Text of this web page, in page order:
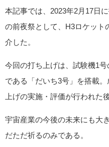
本記事では、2023年2月17日
の前夜祭として、H3ロケット
介した。
今回の打ち上げは、試験機1
である「だいち3号」を搭載
上げの実施・評価が行われた
宇宙産業の今後の未来にも大
だただ祈るのみである。